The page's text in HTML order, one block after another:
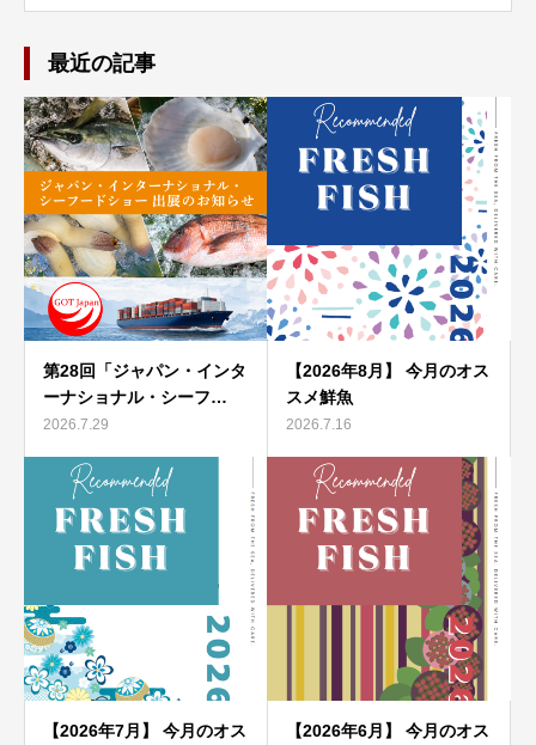
最近の記事
第28回「ジャパン・インタ
ーナショナル・シーフ…
2026.7.29
【2026年8月】 今月のオス
スメ鮮魚
2026.7.16
【2026年7月】 今月のオス
【2026年6月】 今月のオス